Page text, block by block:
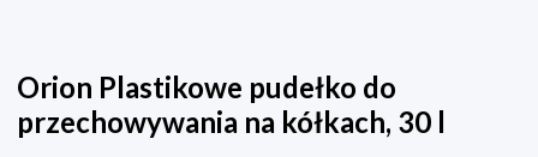
Orion Plastikowe pudełko do
przechowywania na kółkach, 30 l